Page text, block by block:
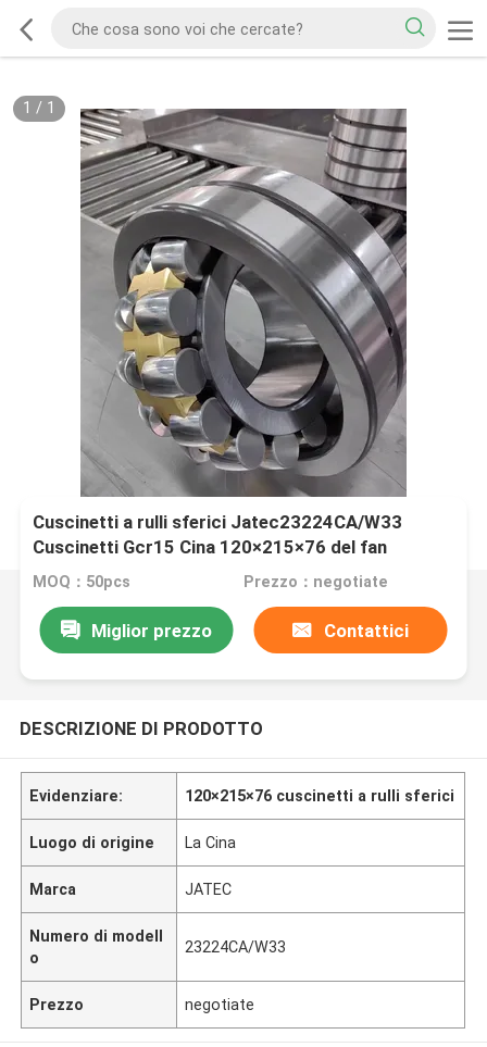
1 / 1
Cuscinetti a rulli sferici Jatec23224CA/W33
Cuscinetti Gcr15 Cina 120×215×76 del fan
MOQ：50pcs Prezzo：negotiate
Miglior prezzo Contattici
DESCRIZIONE DI PRODOTTO
Evidenziare: 120×215×76 cuscinetti a rulli sferici
Luogo di origine La Cina
Marca JATEC
Numero di modell
o
23224CA/W33
Prezzo negotiate